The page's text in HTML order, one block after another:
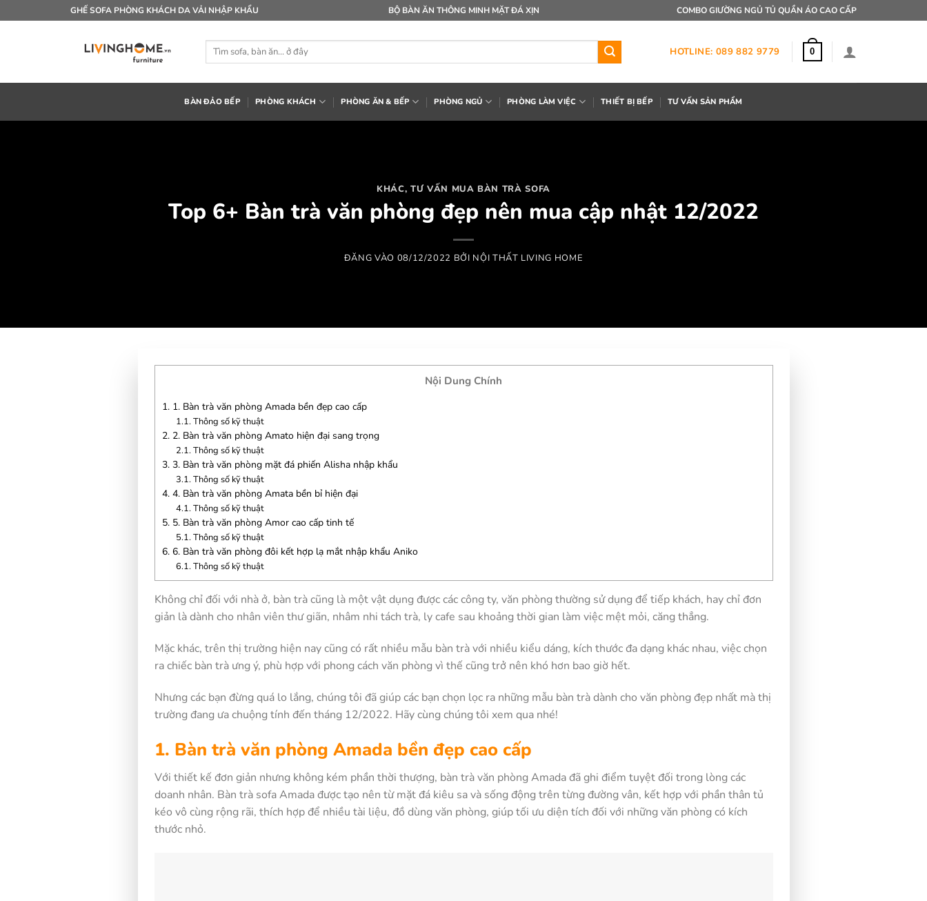
qua
GHẾ SOFA PHÒNG KHÁCH DA VẢI NHẬP KHẨU BỘ BÀN ĂN THÔNG MINH MẶT ĐÁ XỊN COMBO GIƯỜNG NGỦ TỦ QUẦN ÁO CAO CẤP
Tìm
HOTLINE: 089 882 9779 0
BÀN ĐẢO BẾP PHÒNG KHÁCH PHÒNG ĂN & BẾP PHÒNG NGỦ PHÒNG LÀM VIỆC THIẾT BỊ BẾP TƯ VẤN SẢN PHẨM
KHÁC,TƯ VẤN MUA BÀN TRÀ SOFA
Top 6+ Bàn trà văn phòng đẹp nên mua cập nhật 12/2022
ĐĂNG VÀO 08/12/2022 BỞI NỘI THẤT LIVING HOME
Nội Dung Chính
1.1. Bàn trà văn phòng Amada bền đẹp cao cấp
1.1. Thông số kỹ thuật
2.2. Bàn trà văn phòng Amato hiện đại sang trọng
2.1. Thông số kỹ thuật
3.3. Bàn trà văn phòng mặt đá phiến Alisha nhập khẩu
3.1. Thông số kỹ thuật
4.4. Bàn trà văn phòng Amata bền bỉ hiện đại
4.1. Thông số kỹ thuật
5.5. Bàn trà văn phòng Amor cao cấp tinh tế
5.1. Thông số kỹ thuật
6.6. Bàn trà văn phòng đôi kết hợp lạ mắt nhập khẩu Aniko
6.1. Thông số kỹ thuật
Không chỉ đối với nhà ở, bàn trà cũng là một vật dụng được các công ty, văn phòng thường sử dụng để tiếp khách, hay chỉ đơn
giản là dành cho nhân viên thư giãn, nhâm nhi tách trà, ly cafe sau khoảng thời gian làm việc mệt mỏi, căng thẳng.
Mặc khác, trên thị trường hiện nay cũng có rất nhiều mẫu bàn trà với nhiều kiểu dáng, kích thước đa dạng khác nhau, việc chọn
ra chiếc bàn trà ưng ý, phù hợp với phong cách văn phòng vì thế cũng trở nên khó hơn bao giờ hết.
Nhưng các bạn đừng quá lo lắng, chúng tôi đã giúp các bạn chọn lọc ra những mẫu bàn trà dành cho văn phòng đẹp nhất mà thị
trường đang ưa chuộng tính đến tháng 12/2022. Hãy cùng chúng tôi xem qua nhé!
1. Bàn trà văn phòng Amada bền đẹp cao cấp
Với thiết kế đơn giản nhưng không kém phần thời thượng, bàn trà văn phòng Amada đã ghi điểm tuyệt đối trong lòng các
doanh nhân. Bàn trà sofa Amada được tạo nên từ mặt đá kiêu sa và sống động trên từng đường vân, kết hợp với phần thân tủ
kéo vô cùng rộng rãi, thích hợp để nhiều tài liệu, đồ dùng văn phòng, giúp tối ưu diện tích đối với những văn phòng có kích
thước nhỏ.